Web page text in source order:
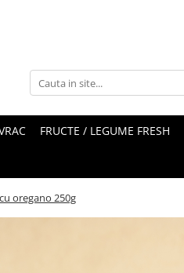
FRUCTE / LEGUME FRESH
oregano 250g